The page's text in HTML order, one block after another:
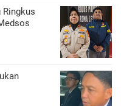
Ringkus